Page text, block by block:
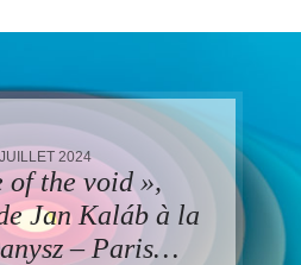
2024
of the void »,
Jan Kaláb à la
– Paris…